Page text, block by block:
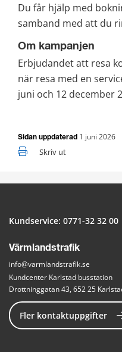
Du får hjälp med
samband med att du
Om kampanjen
Erbjudandet att resa
när resa med en
juni och 12 december 2
Sidan uppdaterad 1 juni 2026
Skriv ut
Kundservice: 0771-32 32 00
Värmlandstrafik
info@varmlandstrafik.se
Kundcenter Karlstad busstation
Drottninggatan 43, 652 25
Fler kontaktuppgifter